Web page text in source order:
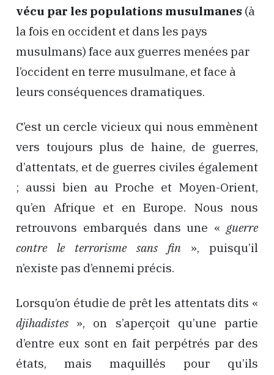
vécu par les populations musulmanes (à
la fois en occident et dans les pays
musulmans) face aux guerres menées par
l’occident en terre musulmane, et face à
leurs conséquences dramatiques.
C’est un cercle vicieux qui nous emmènent
vers toujours plus de haine, de guerres,
d’attentats, et de guerres civiles également
; aussi bien au Proche et Moyen-Orient,
qu’en Afrique et en Europe. Nous nous
retrouvons embarqués dans une « guerre
contre le terrorisme sans fin », puisqu’il
n’existe pas d’ennemi précis.
Lorsqu’on étudie de prêt les attentats dits «
djihadistes », on s’aperçoit qu’une partie
d’entre eux sont en fait perpétrés par des
états, mais maquillés pour qu’ils